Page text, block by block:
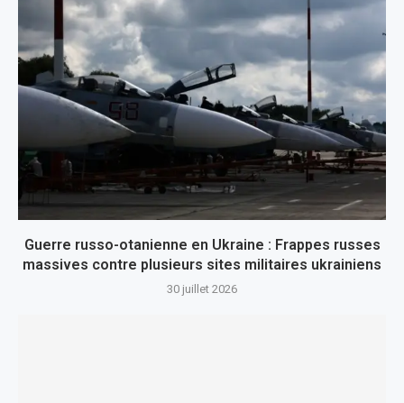
Guerre russo-otanienne en Ukraine : Frappes russes
massives contre plusieurs sites militaires ukrainiens
30 juillet 2026